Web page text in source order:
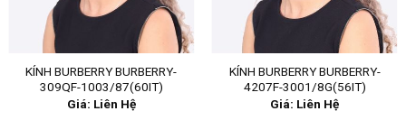
KÍNH BURBERRY BURBERRY-
309QF-1003/87(60IT)
Giá: Liên Hệ
KÍNH BURBERRY BURBERRY-
4207F-3001/8G(56IT)
Giá: Liên Hệ